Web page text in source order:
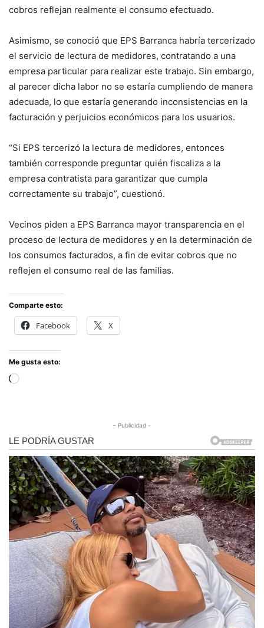
cobros reflejan realmente el consumo efectuado.
Asimismo, se conoció que EPS Barranca habría tercerizado
el servicio de lectura de medidores, contratando a una
empresa particular para realizar este trabajo. Sin embargo,
al parecer dicha labor no se estaría cumpliendo de manera
adecuada, lo que estaría generando inconsistencias en la
facturación y perjuicios económicos para los usuarios.
“Si EPS tercerizó la lectura de medidores, entonces
también corresponde preguntar quién fiscaliza a la
empresa contratista para garantizar que cumpla
correctamente su trabajo”, cuestionó.
Vecinos piden a EPS Barranca mayor transparencia en el
proceso de lectura de medidores y en la determinación de
los consumos facturados, a fin de evitar cobros que no
reflejen el consumo real de las familias.
Comparte esto:
Facebook X
Me gusta esto:
Cargando...
- Publicidad -